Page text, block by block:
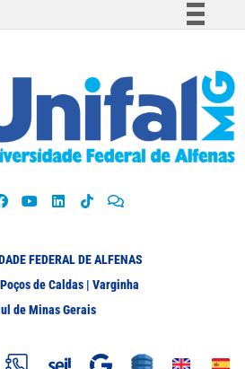
Participe
Acesso à informação
Legislação
FEDERAL DE ALFENAS
de Caldas | Varginha
de Minas Gerais